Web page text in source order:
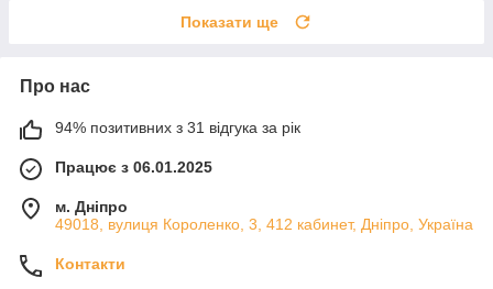
Показати ще
Про нас
94% позитивних з 31 відгука за рік
Працює з 06.01.2025
м. Дніпро
49018, вулиця Короленко, 3, 412 кабинет, Дніпро, Україна
Контакти